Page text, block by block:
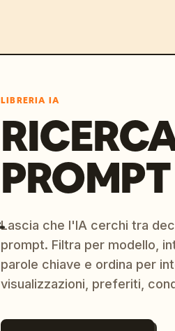
LIBRERIA IA
Lascia che l'IA cerchi tra
prompt. Filtra per modello,
parole chiave e ordina per
visualizzazioni, preferiti,